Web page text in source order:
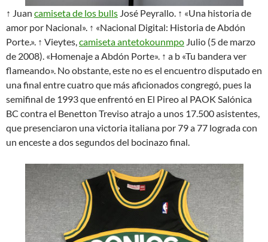
↑ Juan camiseta de los bulls José Peyrallo. ↑ «Una historia de
amor por Nacional». ↑ «Nacional Digital: Historia de Abdón
Porte.». ↑ Vieytes,camiseta antetokounmpo Julio (5 de marzo
de 2008). «Homenaje a Abdón Porte». ↑ a b «Tu bandera ver
flameando». No obstante, este no es el encuentro disputado en
una final entre cuatro que más aficionados congregó, pues la
semifinal de 1993 que enfrentó en El Pireo al PAOK Salónica
BC contra el Benetton Treviso atrajo a unos 17.500 asistentes,
que presenciaron una victoria italiana por 79 a 77 lograda con
un enceste a dos segundos del bocinazo final.